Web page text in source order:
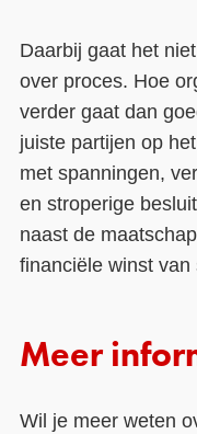
Daarbij gaat het
over proces. Hoe
verder gaat dan
juiste partijen op
met spanningen,
en stroperige
naast de
financiële winst
Meer
Wil je meer weten